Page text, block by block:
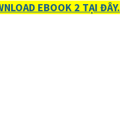
EBOOK 2 TẠI ĐÂY.